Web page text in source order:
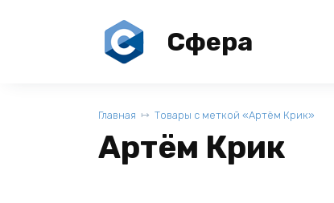
Сфера
Главная Товары с меткой «Артём Крик»
Артём Крик